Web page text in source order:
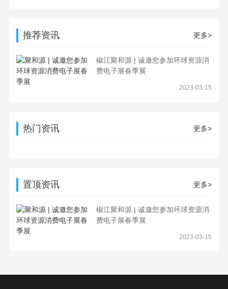
推荐资讯 更多>
椒江聚和源 | 诚邀您参加环球资源消
费电子展春季展
2023-03-15
热门资讯 更多>
置顶资讯 更多>
椒江聚和源 | 诚邀您参加环球资源消
费电子展春季展
2023-03-15